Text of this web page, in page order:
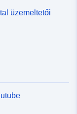
üzemeltetői